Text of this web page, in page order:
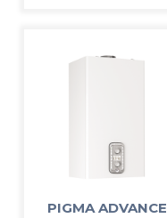
PIGMA ADVANCE